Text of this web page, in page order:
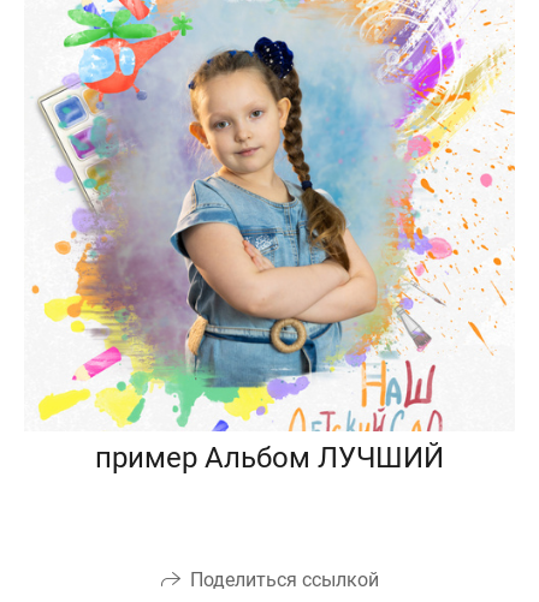
пример Альбом ЛУЧШИЙ
Поделиться ссылкой